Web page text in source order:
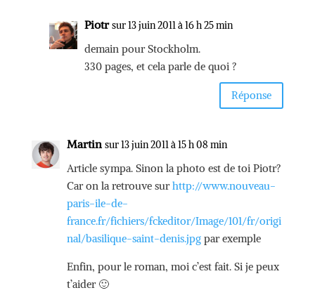
Piotr sur 13 juin 2011 à 16 h 25 min
demain pour Stockholm.
330 pages, et cela parle de quoi ?
Réponse
Martin sur 13 juin 2011 à 15 h 08 min
Article sympa. Sinon la photo est de toi Piotr?
Car on la retrouve surhttp://www.nouveau-
paris-ile-de-
france.fr/fichiers/fckeditor/Image/101/fr/origi
nal/basilique-saint-denis.jpgpar exemple
Enfin, pour le roman, moi c’est fait. Si je peux
t’aider 🙂